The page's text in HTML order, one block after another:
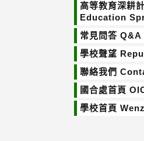
高等教育深耕
Education
常見問答 Q&A
學校聲望
聯絡我們
國合處首頁
學校首頁